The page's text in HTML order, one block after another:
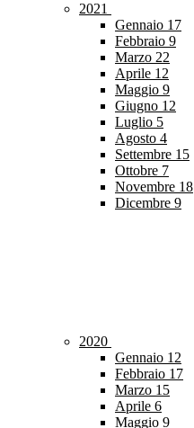
2021
Gennaio 17
Febbraio 9
Marzo 22
Aprile 12
Maggio 9
Giugno 12
Luglio 5
Agosto 4
Settembre 15
Ottobre 7
Novembre 18
Dicembre 9
2020
Gennaio 12
Febbraio 17
Marzo 15
Aprile 6
Maggio 9